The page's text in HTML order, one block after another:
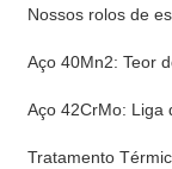
Nossos rolos de
Aço 40Mn2: Teor
Aço 42CrMo: Liga
Tratamento